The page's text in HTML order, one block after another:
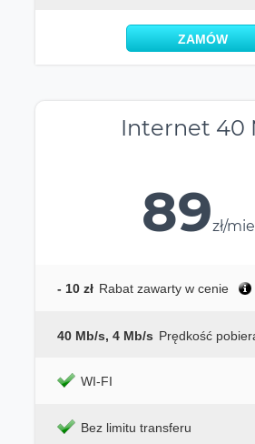
ZAMÓW
Internet 40
89zł/
- 10 zł Rabat zawarty w cenie
40 Mb/s, 4 Mb/s Prędkość
WI-FI
Bez limitu transferu